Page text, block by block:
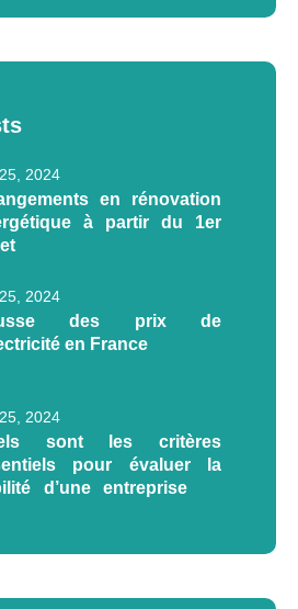
2024
en rénovation
à partir du 1er
2024
des prix de
en France
2024
sont les critères
pour évaluer la
d’une entreprise de